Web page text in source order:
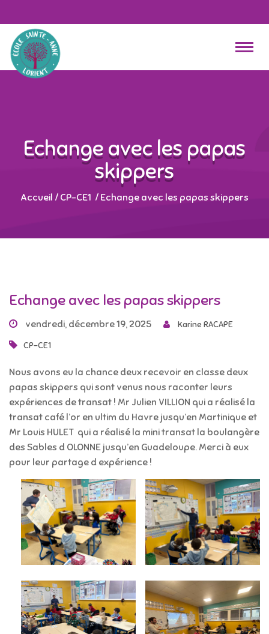
Echange avec les papas
skippers
Accueil / CP-CE1 / Echange avec les papas skippers
Echange avec les papas skippers
vendredi, décembre 19, 2025 Karine RACAPE
CP-CE1
Nous avons eu la chance deux recevoir en classe deux
papas skippers qui sont venus nous raconter leurs
expériences de transat ! Mr Julien VILLION qui a réalisé la
transat café l’or en ultim du Havre jusqu’en Martinique et
Mr Louis HULET qui a réalisé la mini transat la boulangère
des Sables d OLONNE jusqu’en Guadeloupe. Merci à eux
pour leur partage d expérience !